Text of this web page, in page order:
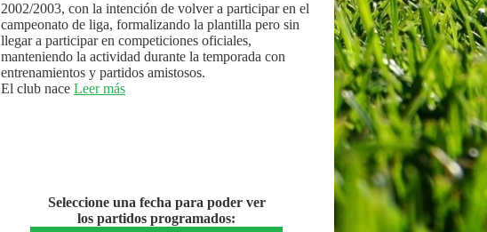
2002/2003, con la intención de volver a participar en el
campeonato de liga, formalizando la plantilla pero sin
llegar a participar en competiciones oficiales,
manteniendo la actividad durante la temporada con
entrenamientos y partidos amistosos.
El club nace Leer más
Seleccione una fecha para poder ver
los partidos programados: